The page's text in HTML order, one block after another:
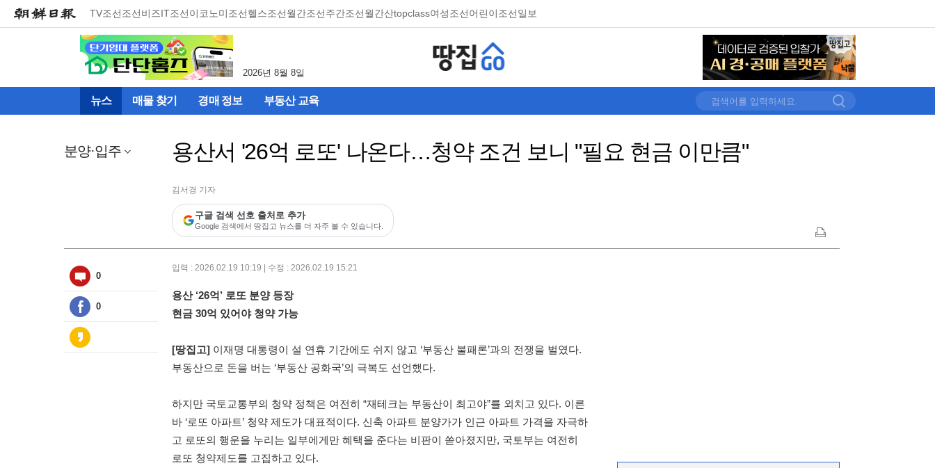
TV조선조선비즈IT조선이코노미조선헬스조선월간조선주간조선월간산topclass여성조선어린이조선일보
2026년 8월 8일
뉴스 매물 찾기 경매 정보 부동산 교육
분양·입주 용산서 '26억 로또' 나온다…청약 조건 보니 "필요 현금 이만큼"
김서경 기자
구글 검색 선호 출처로 추가
Google 검색에서 땅집고 뉴스를 더 자주 볼 수 있습니다.
0
0
입력 : 2026.02.19 10:19 | 수정 : 2026.02.19 15:21
용산 ‘26억’ 로또 분양 등장
현금 30억 있어야 청약 가능
[땅집고] 이재명 대통령이 설 연휴 기간에도 쉬지 않고 ‘부동산 불패론’과의 전쟁을 벌였다.
부동산으로 돈을 버는 ‘부동산 공화국’의 극복도 선언했다.
하지만 국토교통부의 청약 정책은 여전히 “재테크는 부동산이 최고야”를 외치고 있다. 이른
바 ‘로또 아파트’ 청약 제도가 대표적이다. 신축 아파트 분양가가 인근 아파트 가격을 자극하
고 로또의 행운을 누리는 일부에게만 혜택을 준다는 비판이 쏟아졌지만, 국토부는 여전히
로또 청약제도를 고집하고 있다.